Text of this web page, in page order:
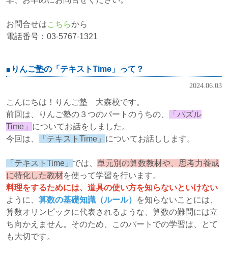
お問合せはこちらから
電話番号：03-5767-1321
りんご塾の「テキストTime」って？
2024.06.03
こんにちは！りんご塾 大森校です。
前回は、りんご塾の３つのパートのうちの、
「パズル
Time」 についてお話をしました。
今回は、
「テキストTime」 についてお話しします。
「テキストTime」 では、 単元別の算数教材や、思考力養成
に特化した教材を使って学習を行います。
料理をするためには、道具の使い方を知らないといけない
ように、 算数の基礎知識（ルール）
を知らないことには、
算数オリンピックに代表されるような、算数の難問には立
ち向かえません。そのため、このパートでの学習は、とて
も大切です。